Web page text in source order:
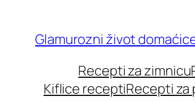
content
Glamurozni život
Recepti za zimnicu
Kiflice receptiRecepti za